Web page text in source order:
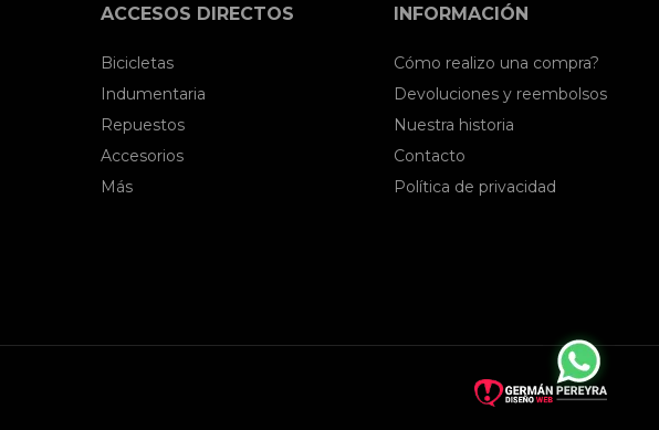
ACCESOS DIRECTOS
Bicicletas
Indumentaria
Repuestos
Accesorios
Más
INFORMACIÓN
Cómo realizo una compra?
Devoluciones y reembolsos
Nuestra historia
Contacto
Política de privacidad